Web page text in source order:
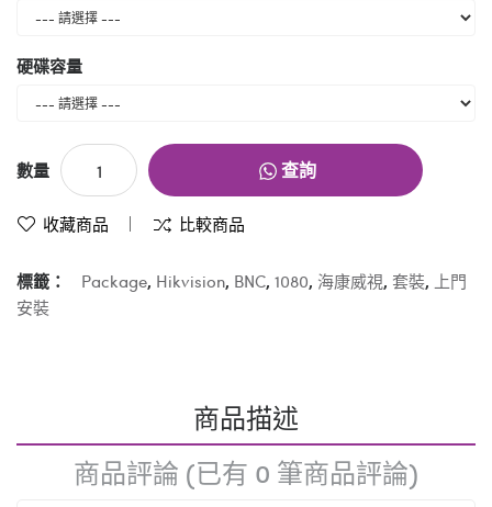
硬碟容量
數量 查詢
收藏商品 比較商品
標籤： Package, Hikvision, BNC, 1080, 海康威視, 套裝, 上門
安裝
商品描述
商品評論 (已有 0 筆商品評論)